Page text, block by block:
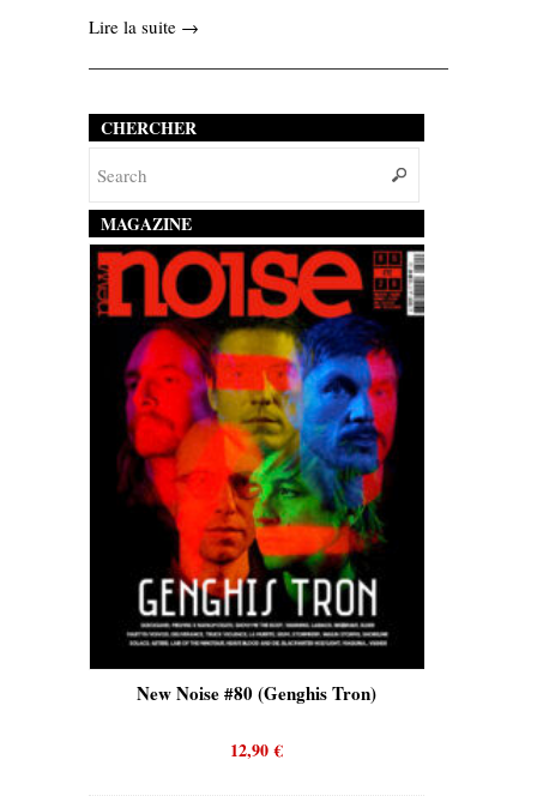
Lire la suite →
CHERCHER
MAGAZINE
New Noise #80 (Genghis Tron)
12,90€